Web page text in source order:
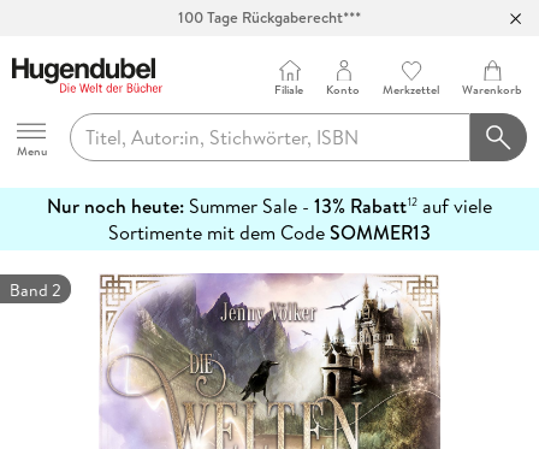
100 Tage Rückgaberecht***
Hugendubel
Menu
Filiale Konto Merkzettel Warenkorb
Nur noch heute: Summer Sale - 13% Rabatt12 auf viele
Sortimente mit dem CodeSOMMER13
erfahren
Band 2